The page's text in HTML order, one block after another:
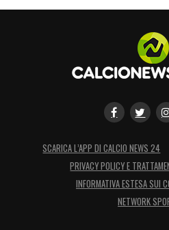
SCARICA L’APP DI CALCIO NEWS 24
PRIVACY POLICY E
INFORMATIVA ESTESA SUI
NETWORK